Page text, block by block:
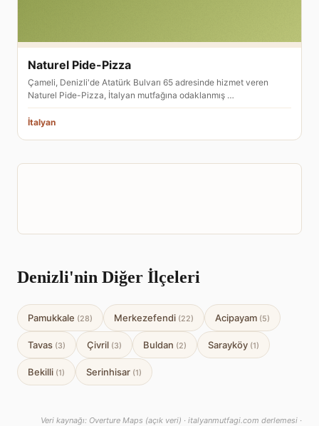
Naturel Pide-Pizza
Çameli, Denizli'de Atatürk Bulvarı 65 adresinde hizmet veren
Naturel Pide-Pizza, İtalyan mutfağına odaklanmış …
İtalyan
Denizli'nin Diğer İlçeleri
Pamukkale (28) Merkezefendi (22) Acipayam (5)
Tavas (3) Çivril (3) Buldan (2) Sarayköy (1)
Bekilli (1) Serinhisar (1)
Veri kaynağı: Overture Maps (açık veri) · italyanmutfagi.com derlemesi ·